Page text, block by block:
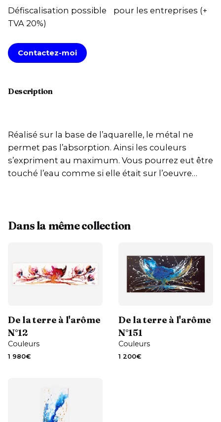
Défiscalisation possible pour les entreprises (+
TVA 20%)
Contactez-moi
Description
Réalisé sur la base de l’aquarelle, le métal ne
permet pas l’absorption. Ainsi les couleurs
s’expriment au maximum. Vous pourrez eut être
touché l’eau comme si elle était sur l’oeuvre…
Dans la même collection
De la terre à l'arôme
N°12
Couleurs
1 980€
Contactez-moi
De la terre à l'arôme
N°151
Couleurs
1 200€